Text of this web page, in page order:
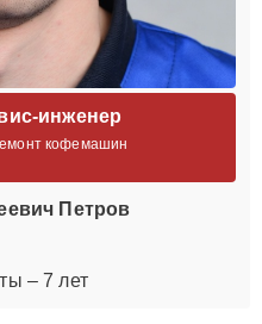
инженер
кофемашин
Петров
– 7 лет